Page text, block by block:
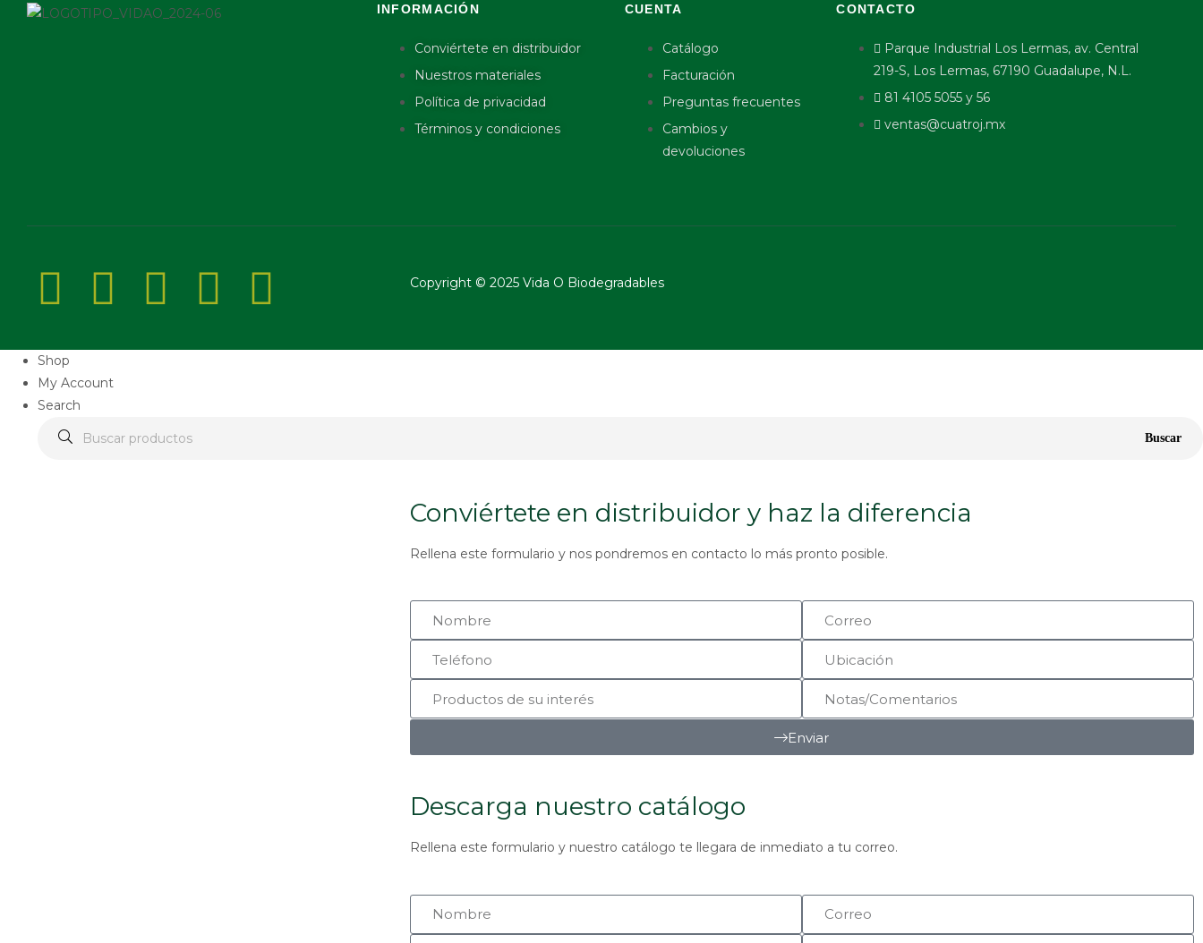
INFORMACIÓN
Conviértete en distribuidor
Nuestros materiales
Política de privacidad
Términos y condiciones
CUENTA
Catálogo
Facturación
Preguntas frecuentes
Cambios y
devoluciones
CONTACTO
Parque Industrial Los Lermas, av. Central
219-S, Los Lermas, 67190 Guadalupe, N.L.
81 4105 5055 y 56
ventas@cuatroj.mx
Copyright © 2025 Vida O Biodegradables
Shop
My Account
Search
Buscar
Conviértete en distribuidor y haz la diferencia
Rellena este formulario y nos pondremos en contacto lo más pronto posible.
Enviar
Descarga nuestro catálogo
Rellena este formulario y nuestro catálogo te llegara de inmediato a tu correo.